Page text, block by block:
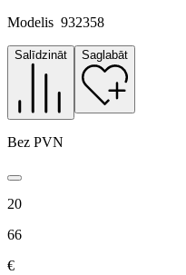
Modelis 932358
Salīdzināt Saglabāt
Bez PVN
20
66
€